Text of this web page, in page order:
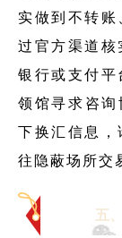
实做到不转
过官方渠道
银行或支付
领馆寻求咨
下换汇信息
往隐蔽场所交
五